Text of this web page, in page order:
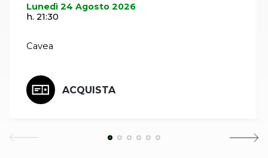
Lunedì 24 Agosto 2026
h. 21:30
Cavea
ACQUISTA